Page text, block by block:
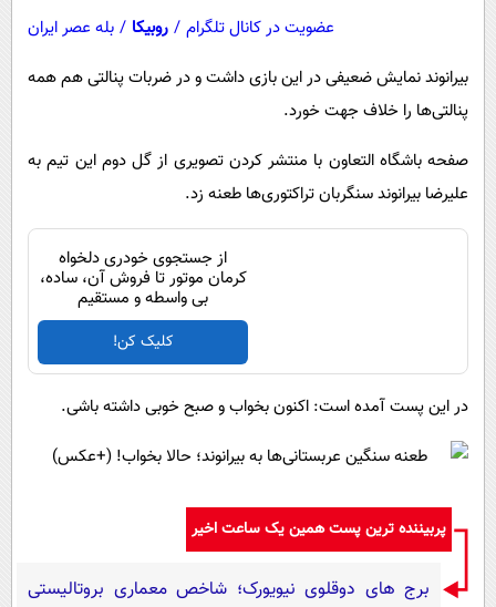
اجتماعی
حیات وحش
عضویت در کانال تلگرام / روبیکا / بله عصر ایران
بیرانوند نمایش ضعیفی در این بازی داشت و در ضربات پنالتی هم همه
پنالتی‌ها را خلاف جهت خورد.
صفحه باشگاه التعاون با منتشر کردن تصویری از گل دوم این تیم به
علیرضا بیرانوند سنگربان تراکتوری‌ها طعنه زد.
از جستجوی خودری دلخواه
کرمان موتور تا فروش آن، ساده،
بی واسطه و مستقیم
کلیک کن!
در این پست آمده است: اکنون بخواب و صبح خوبی داشته باشی.
پربیننده ترین پست همین یک ساعت اخیر
برج های دوقلوی نیویورک؛ شاخص معماری بروتالیستی